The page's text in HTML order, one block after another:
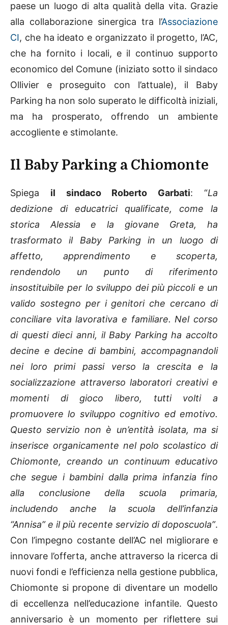
paese un luogo di alta qualità della vita. Grazie
alla collaborazione sinergica tra l’Associazione
CI, che ha ideato e organizzato il progetto, l’AC,
che ha fornito i locali, e il continuo supporto
economico del Comune (iniziato sotto il sindaco
Ollivier e proseguito con l’attuale), il Baby
Parking ha non solo superato le difficoltà iniziali,
ma ha prosperato, offrendo un ambiente
accogliente e stimolante.
Il Baby Parking a Chiomonte
Spiega il sindaco Roberto Garbati: “La
dedizione di educatrici qualificate, come la
storica Alessia e la giovane Greta, ha
trasformato il Baby Parking in un luogo di
affetto, apprendimento e scoperta,
rendendolo un punto di riferimento
insostituibile per lo sviluppo dei più piccoli e un
valido sostegno per i genitori che cercano di
conciliare vita lavorativa e familiare. Nel corso
di questi dieci anni, il Baby Parking ha accolto
decine e decine di bambini, accompagnandoli
nei loro primi passi verso la crescita e la
socializzazione attraverso laboratori creativi e
momenti di gioco libero, tutti volti a
promuovere lo sviluppo cognitivo ed emotivo.
Questo servizio non è un’entità isolata, ma si
inserisce organicamente nel polo scolastico di
Chiomonte, creando un continuum educativo
che segue i bambini dalla prima infanzia fino
alla conclusione della scuola primaria,
includendo anche la scuola dell’infanzia
“Annisa” e il più recente servizio di doposcuola”.
Con l’impegno costante dell’AC nel migliorare e
innovare l’offerta, anche attraverso la ricerca di
nuovi fondi e l’efficienza nella gestione pubblica,
Chiomonte si propone di diventare un modello
di eccellenza nell’educazione infantile. Questo
anniversario è un momento per riflettere sui